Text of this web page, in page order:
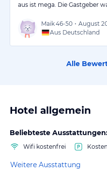
aus ist mega. Die Gastgeber
Maik46-50 • August
Aus Deutschland
Alle
Hotel allgemein
Beliebteste
Wifi kostenfrei
Weitere Ausstattung